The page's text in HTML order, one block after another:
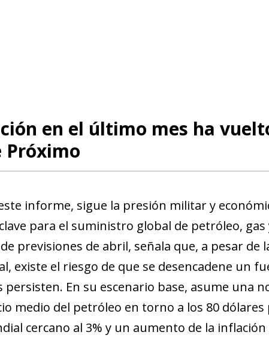
en el último mes ha
Próximo
informe, sigue la presión militar y
para el suministro global de petróleo,
previsiones de abril, señala que, a pesar de
existe el riesgo de que se desencadene un
persisten. En su escenario base, asume una
medio del petróleo en torno a los 80
cercano al 3% y un aumento de la